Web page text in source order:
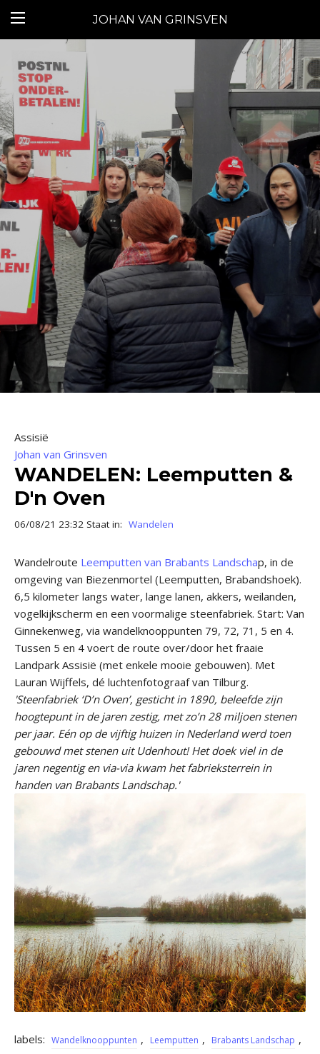
JOHAN VAN GRINSVEN
Assisië
Johan van Grinsven
WANDELEN: Leemputten &
D'n Oven
06/08/21 23:32 Staat in: Wandelen
Wandelroute Leemputten van Brabants Landschap, in de
omgeving van Biezenmortel (Leemputten, Brabandshoek).
6,5 kilometer langs water, lange lanen, akkers, weilanden,
vogelkijkscherm en een voormalige steenfabriek. Start: Van
Ginnekenweg, via wandelknooppunten 79, 72, 71, 5 en 4.
Tussen 5 en 4 voert de route over/door het fraaie
Landpark Assisië (met enkele mooie gebouwen). Met
Lauran Wijffels, dé luchtenfotograaf van Tilburg.
'Steenfabriek ‘D’n Oven’, gesticht in 1890, beleefde zijn
hoogtepunt in de jaren zestig, met zo’n 28 miljoen stenen
per jaar. Eén op de vijftig huizen in Nederland werd toen
gebouwd met stenen uit Udenhout! Het doek viel in de
jaren negentig en via-via kwam het fabrieksterrein in
handen van Brabants Landschap.'
labels: Wandelknooppunten , Leemputten , Brabants Landschap ,